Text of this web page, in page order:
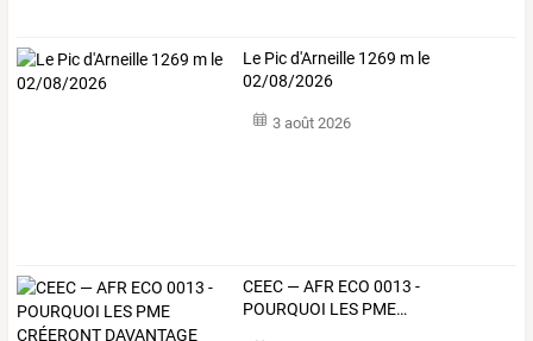
Le Pic d'Arneille 1269 m le
02/08/2026
3 août 2026
CEEC —AFR ECO 0013 -
POURQUOI LES PME…